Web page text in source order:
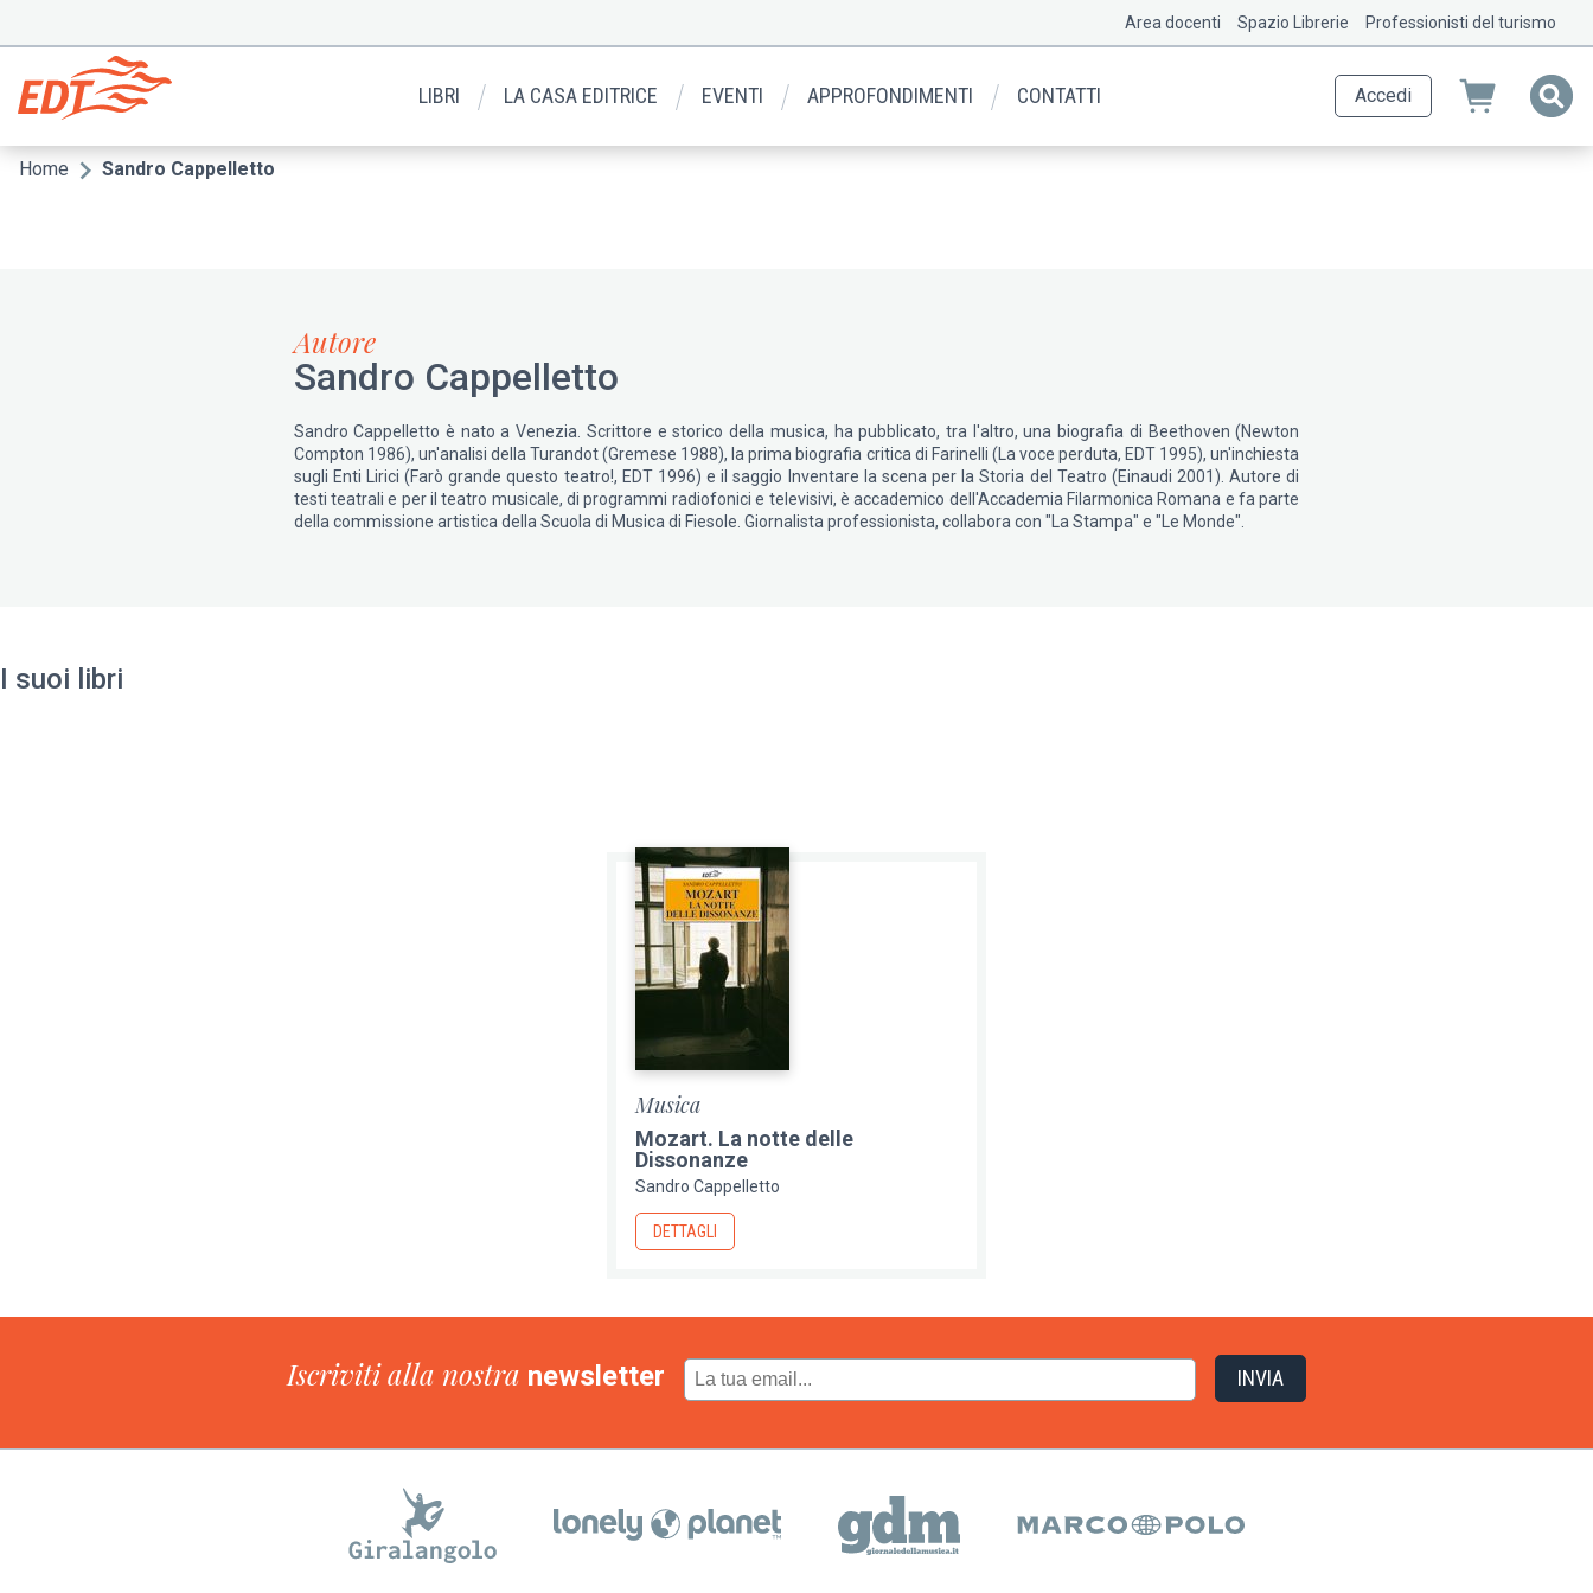
contenuto
principale
Menu
secondario
Area docenti Spazio Librerie Professionisti del turismo
LIBRI LA CASA EDITRICE EVENTI APPROFONDIMENTI CONTATTI Accedi
Briciole
Home Sandro Cappelletto
Autore
Sandro Cappelletto
Sandro Cappelletto è nato a Venezia. Scrittore e storico della musica, ha pubblicato, tra l'altro, una biografia di Beethoven (Newton
Compton 1986), un'analisi della Turandot (Gremese 1988), la prima biografia critica di Farinelli (La voce perduta, EDT 1995), un'inchiesta
sugli Enti Lirici (Farò grande questo teatro!, EDT 1996) e il saggio Inventare la scena per la Storia del Teatro (Einaudi 2001). Autore di
testi teatrali e per il teatro musicale, di programmi radiofonici e televisivi, è accademico dell'Accademia Filarmonica Romana e fa parte
della commissione artistica della Scuola di Musica di Fiesole. Giornalista professionista, collabora con "La Stampa" e "Le Monde".
I suoi libri
Musica
Mozart. La notte delle
Dissonanze
Sandro Cappelletto
DETTAGLI
Iscriviti alla nostra newsletter